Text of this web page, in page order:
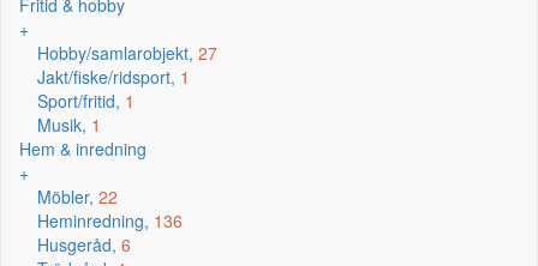
Fritid & hobby
+
Hobby/samlarobjekt, 27
Jakt/fiske/ridsport, 1
Sport/fritid, 1
Musik, 1
Hem & inredning
+
Möbler, 22
Heminredning, 136
Husgeråd, 6